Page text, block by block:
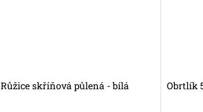
Růžice skříňová půlená - bílá Obrtlík